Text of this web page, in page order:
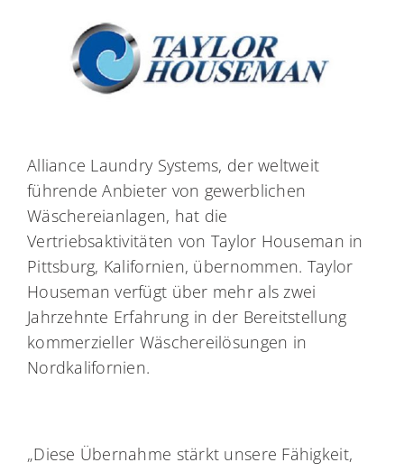
Alliance Laundry Systems, der weltweit
führende Anbieter von gewerblichen
Wäschereianlagen, hat die
Vertriebsaktivitäten von Taylor Houseman in
Pittsburg, Kalifornien, übernommen. Taylor
Houseman verfügt über mehr als zwei
Jahrzehnte Erfahrung in der Bereitstellung
kommerzieller Wäschereilösungen in
Nordkalifornien.
„Diese Übernahme stärkt unsere Fähigkeit,